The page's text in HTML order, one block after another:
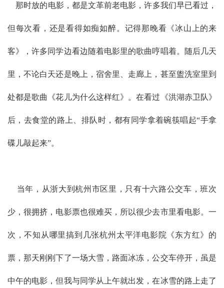
那时放的电影，都是文革前老电影，许多我们早已看过，
但每次看，还是看得如痴如醉。记得那晚看《冰山上的来
客》，许多同学边看边随着电影里的歌曲哼唱着。随后几天
里，不论白天还是晚上，宿舍里、走廊上，甚至盥洗室里到
处都是歌曲《花儿为什么这样红》。在看过《洪湖赤卫队》
后，去食堂的路上、排队时，都有同学拿着碗筷唱起“手拿
碟儿敲起来”。
当年，从浙大到杭州市区里，只有十六路公交车，班次
少，很拥挤，电影票也很难买，所以很少去市里看电影。一
次，不知从哪里搞到几张杭州太平洋电影院《东方红》的
票，那天刚刚下了一场大雪，路面冰冻，公交车停开，虽是
中午的电影，但我与同学从上午就出发，在冰雪的路上走了